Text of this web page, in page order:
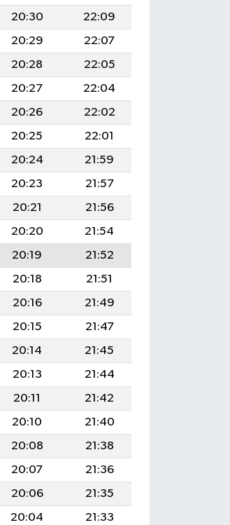
20:30
22:09
20:29
22:07
20:28
22:05
20:27
22:04
20:26
22:02
20:25
22:01
20:24
21:59
20:23
21:57
20:21
21:56
20:20
21:54
20:19
21:52
20:18
21:51
20:16
21:49
20:15
21:47
20:14
21:45
20:13
21:44
20:11
21:42
20:10
21:40
20:08
21:38
20:07
21:36
20:06
21:35
20:04
21:33